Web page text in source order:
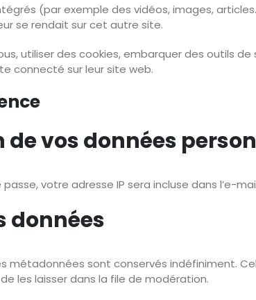
(par exemple des vidéos, images,
se rendait sur cet autre site.
utiliser des cookies, embarquer des outils
connecté sur leur site web.
vos données
votre adresse IP sera incluse dans l’e-
données
métadonnées sont conservés indéfiniment.
les laisser dans la file de modération.